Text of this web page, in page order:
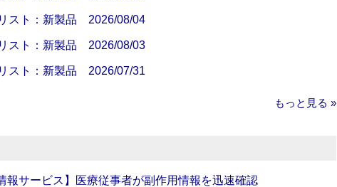
スト：新製品 2026/08/04
スト：新製品 2026/08/03
スト：新製品 2026/07/31
もっと見る »
報サービス】医療従事者が副作用情報を迅速確認